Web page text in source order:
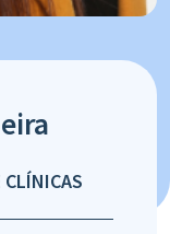
CLÍNICAS